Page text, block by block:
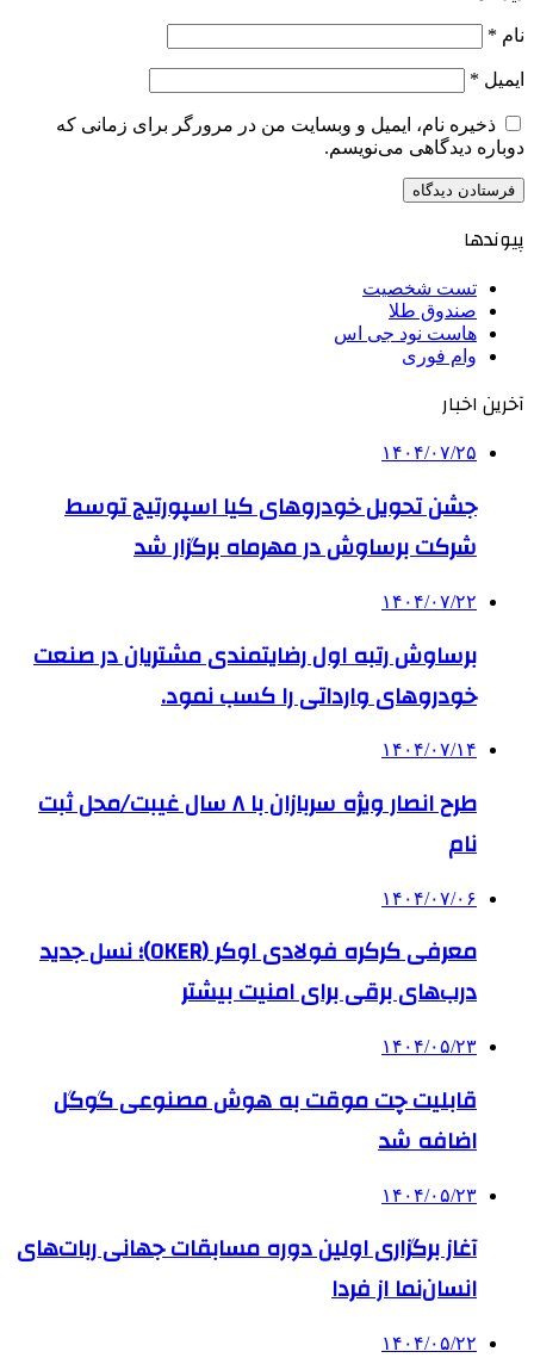
نام *
ایمیل *
ذخیره نام، ایمیل و وبسایت من در مرورگر برای زمانی که
دوباره دیدگاهی می‌نویسم.
پیوندها
تست شخصیت
صندوق طلا
هاست نود جی اس
وام فوری
آخرین اخبار
۱۴۰۴/۰۷/۲۵
جشن تحویل خودروهای کیا اسپورتیج توسط
شرکت برساوش در مهرماه برگزار شد
۱۴۰۴/۰۷/۲۲
برساوش رتبه اول رضایتمندی مشتریان در صنعت
خودروهای وارداتی را کسب نمود.
۱۴۰۴/۰۷/۱۴
طرح انصار ویژه سربازان با ۸ سال غیبت/محل ثبت
نام
۱۴۰۴/۰۷/۰۶
معرفی کرکره فولادی اوکر (OKER)؛ نسل جدید
درب‌های برقی برای امنیت بیشتر
۱۴۰۴/۰۵/۲۳
قابلیت چت موقت به هوش مصنوعی گوگل
اضافه شد
۱۴۰۴/۰۵/۲۳
آغاز برگزاری اولین دوره مسابقات جهانی ربات‌های
انسان‌نما از فردا
۱۴۰۴/۰۵/۲۲